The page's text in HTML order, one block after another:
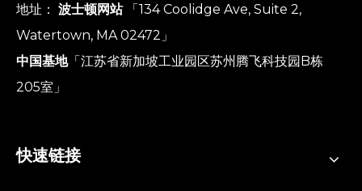
地址： 波士顿网站「134 Coolidge Ave, Suite 2,
Watertown, MA 02472」
中国基地「江苏省新加坡工业园区苏州腾飞科技园B栋
205室」
快速链接